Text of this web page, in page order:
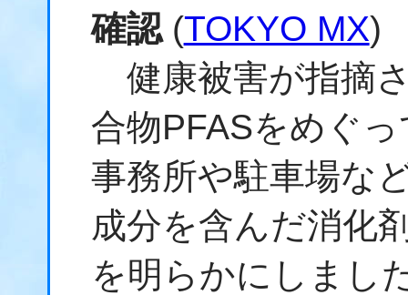
確認(TOKYO MX)
健康被害が指摘
合物PFASをめぐ
事務所や駐車場な
成分を含んだ消化
を明らかにしまし